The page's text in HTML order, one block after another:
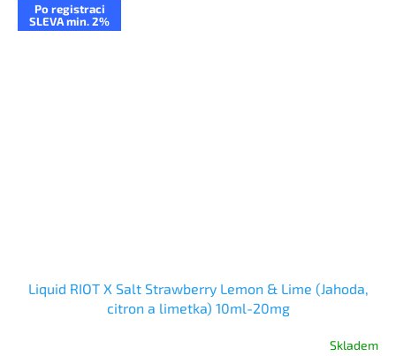
Po registraci
SLEVA min. 2%
Liquid RIOT X Salt Strawberry Lemon & Lime (Jahoda,
citron a limetka) 10ml-20mg
Skladem